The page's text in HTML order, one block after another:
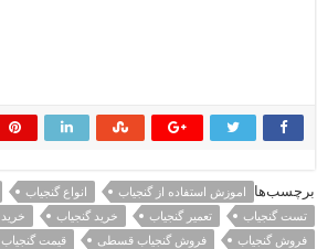
برچسب‌ها اموزش استفاده از گنجیاب انواع گنجیاب
تست گنجیاب
تعمیر گنجیاب خرید گنجیاب
فروش گنجیاب
فروش گنجیاب قسطی قیمت گنجیاب